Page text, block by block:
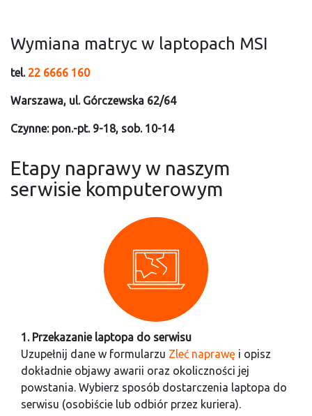
Wymiana matryc w laptopach MSI
tel. 22 6666 160
Warszawa, ul. Górczewska 62/64
Czynne: pon.-pt. 9-18, sob. 10-14
Etapy naprawy w naszym
serwisie komputerowym
1. Przekazanie laptopa do serwisu
Uzupełnij dane w formularzu Zleć naprawę i opisz
dokładnie objawy awarii oraz okoliczności jej
powstania. Wybierz sposób dostarczenia laptopa do
serwisu (osobiście lub odbiór przez kuriera).